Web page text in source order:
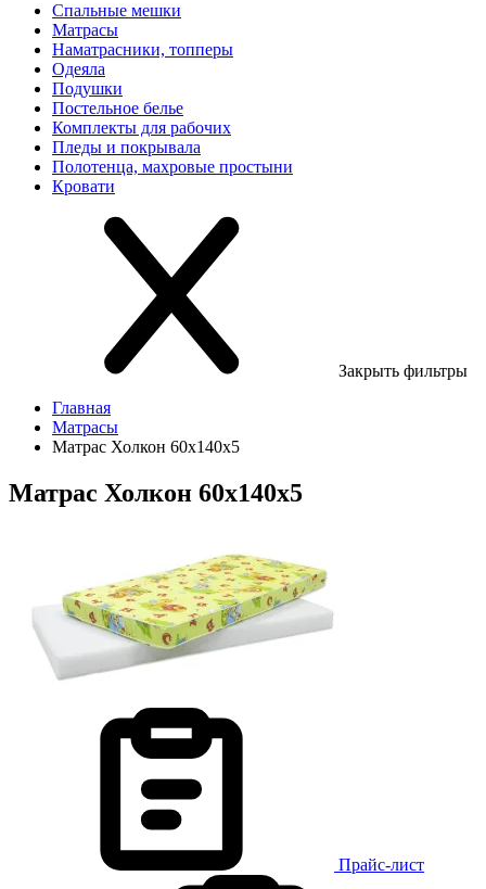
Спальные мешки
Матрасы
Наматрасники, топперы
Одеяла
Подушки
Постельное белье
Комплекты для рабочих
Пледы и покрывала
Полотенца, махровые простыни
Кровати
Закрыть фильтры
Главная
Матрасы
Матрас Холкон 60х140х5
Матрас Холкон 60х140х5
Прайс-лист